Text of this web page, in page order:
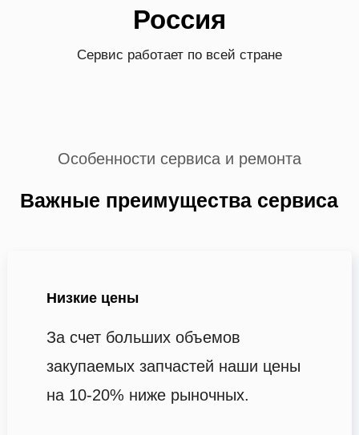
Россия
Сервис работает по всей стране
Особенности сервиса и ремонта
Важные преимущества сервиса
Низкие цены
За счет больших объемов
закупаемых запчастей наши цены
на 10-20% ниже рыночных.